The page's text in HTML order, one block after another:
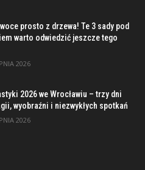
prosto z drzewa! Te 3 sady pod
warto odwiedzić jeszcze tego
2026
2026 we Wrocławiu – trzy dni
wyobraźni i niezwykłych spotkań
2026